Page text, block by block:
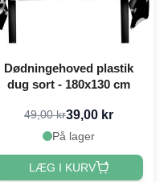
Dødningehoved plastik
dug sort - 180x130 cm
49,00 kr39,00 kr
På lager
LÆG I KURV